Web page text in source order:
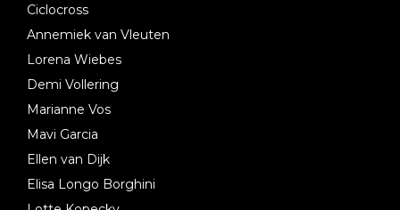
Ciclocross
Annemiek van Vleuten
Lorena Wiebes
Demi Vollering
Marianne Vos
Mavi Garcia
Ellen van Dijk
Elisa Longo Borghini